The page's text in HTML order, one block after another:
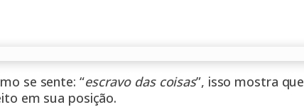
se sente: “escravo das coisas”, isso mostra que
em sua posição.